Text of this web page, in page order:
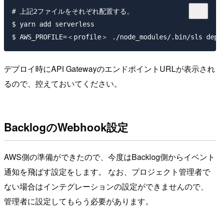
# 上記2ファイルをそれぞれ配置する。
$ yarn add serverless
デプロイ時にAPI GatewayのエンドポイントURLが表示され
るので、控えておいてください。
BacklogのWebhook設定
AWS側の準備ができたので、今度はBacklog側からイベント
通知を飛ばす設定をします。 なお、プロジェクト管理者で
ない場合はインテグレーションの設定ができませんので、
管理者に設定してもらう必要があります。